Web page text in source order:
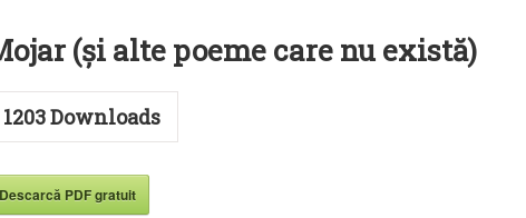
(și alte poeme care nu există)
1203Downloads
Descarcă PDF gratuit